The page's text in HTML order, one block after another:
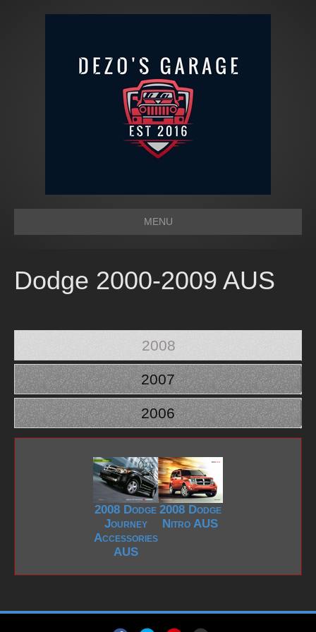
MENU
Dodge 2000-2009 AUS
2008
2007
2006
2008 Dodge
Journey
Accessories
AUS
2008 Dodge
Nitro AUS